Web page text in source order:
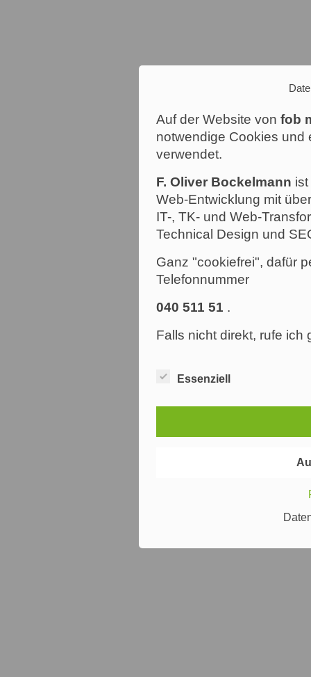
Auf der Website von fob
notwendige Cookies und
verwendet.
F. Oliver Bockelmann
Web-Entwicklung mit
IT-, TK- und Web-
Technical Design und
Ganz "cookiefrei", dafür
Telefonnummer
040 511 51 .
Falls nicht direkt, rufe ich
Essenziell